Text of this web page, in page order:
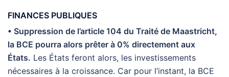
FINANCES PUBLIQUES
• Suppression de l’article 104 du Traité de Maastricht,
la BCE pourra alors prêter à 0% directement aux
États. Les États feront alors, les investissements
nécessaires à la croissance. Car pour l’instant, la BCE